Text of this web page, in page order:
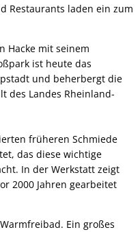
Restaurants laden ein zum
Hacke mit seinem
ist heute das
und beherbergt die
des Landes Rheinland-
früheren Schmiede
das diese wichtige
In der Werkstatt zeigt
2000 Jahren gearbeitet
Ein großes